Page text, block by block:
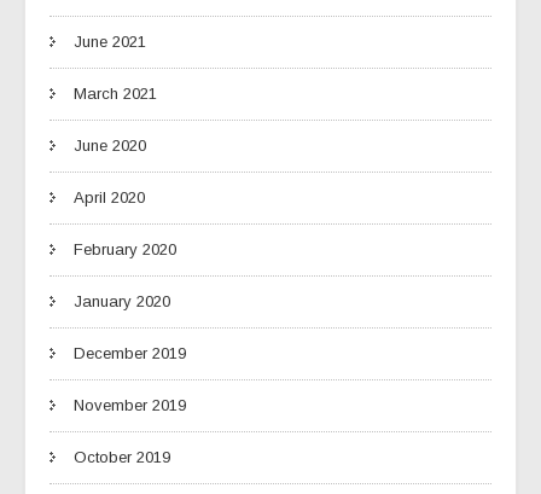
June 2021
March 2021
June 2020
April 2020
February 2020
January 2020
December 2019
November 2019
October 2019